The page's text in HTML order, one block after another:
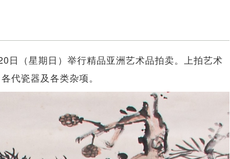
日（星期日）举行精品亚洲艺术品拍卖。上拍艺术
代瓷器及各类杂项。